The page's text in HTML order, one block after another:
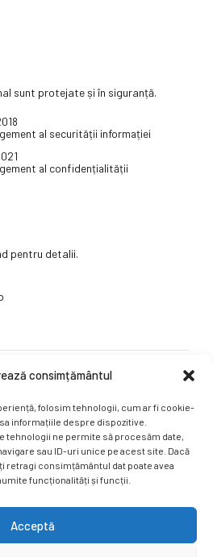
consimțământul
folosim tehnologii, cum ar fi cookie-
informațiile despre dispozitive.
tehnologii ne permite să procesăm date,
sau ID-uri unice pe acest site. Dacă
retragi consimțământul dat poate avea
funcționalități și funcții.
Acceptă
sunt protejate și în siguranță.
al securității informației
al confidențialității
pentru detalii.
sociale.